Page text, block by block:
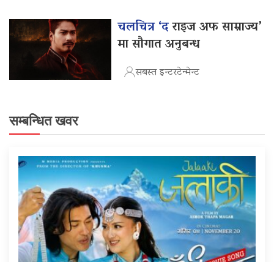
चलचित्र ‘दराइज अफ साम्राज्य’
मा सौगात अनुबन्ध
सबस्त इन्टरटेन्मेन्ट
सम्बन्धित खवर